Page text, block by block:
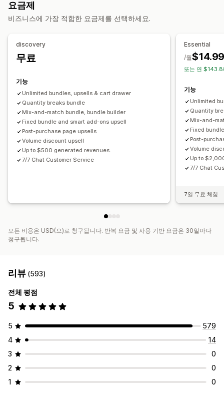
함께 자주 구매하는 제품
사용자 지정 번들
설정 가능한 가격
고정 가격
균일 할인
대량 가격
도매가
균일 할인
결제 할인
기프트 제품 번들 시간 한정 혜택
사용자 지정 할인
할인 관리
템플릿
트리거 및 규칙
할인 누적 분석 A/B 테스트
요금제
비즈니스에 가장 적합한 요금제를 선택하세요.
discovery
무료
기능
Unlimited bundles, upsells & cart drawer
Quantity breaks bundle
Mix-and-match bundle, bundle builder
Fixed bundle and smart add-ons upsell
Post-purchase page upsells
Volume discount upsell
Up to $500 generated revenues.
7/7 Chat Customer Service
Essential
/월
또는 연
기능
Unlimited
Quantity
Mix-and-
Fixed
Post-
Volume
Up to
7/7 Chat
7일 무료 체험
모든 비용은 USD(으)로 청구됩니다. 반복 요금 및 사용 기반 요금은 30일마다
청구됩니다.
리뷰 (593)
전체 평점
5
5
579
4
14
3
0
2
0
1
0